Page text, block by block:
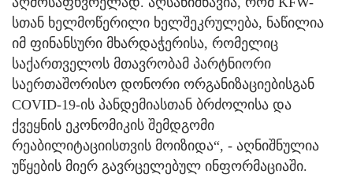
სთან ხელმოწერილი ხელშეკრულება, ნაწილია
იმ ფინანსური მხარდაჭერისა, რომელიც
საქართველოს მთავრობამ პარტნიორი
საერთაშორისო დონორი ორგანიზაციებისგან
COVID-19-ის პანდემიასთან ბრძოლისა და
ქვეყნის ეკონომიკის შემდგომი
რეაბილიტაციისთვის მოიზიდა“, - აღნიშნულია
უწყების მიერ გავრცელებულ ინფორმაციაში.